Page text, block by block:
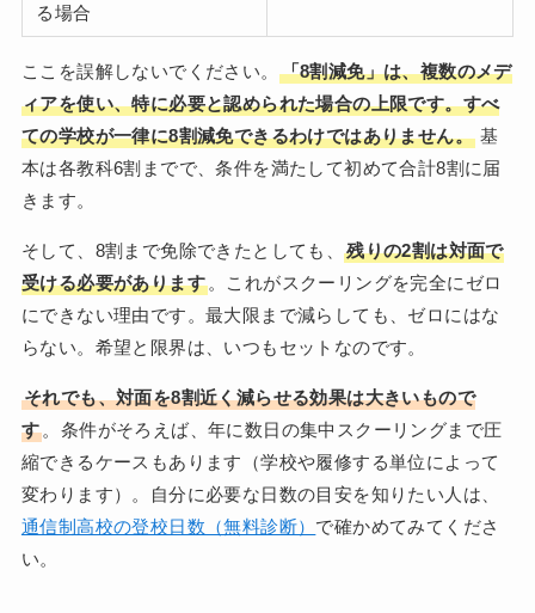
る場合
ここを誤解しないでください。
「8割減免」は、複数のメデ
ィアを使い、特に必要と認められた場合の上限です。すべ
ての学校が一律に8割減免できるわけではありません。 基
本は各教科6割までで、条件を満たして初めて合計8割に届
きます。
そして、8割まで免除できたとしても、残りの2割は対面で
受ける必要があります。これがスクーリングを完全にゼロ
にできない理由です。最大限まで減らしても、ゼロにはな
らない。希望と限界は、いつもセットなのです。
それでも、対面を8割近く減らせる効果は大きいもので
す 。条件がそろえば、年に数日の集中スクーリングまで圧
縮できるケースもあります（学校や履修する単位によって
変わります）。自分に必要な日数の目安を知りたい人は、
通信制高校の登校日数（無料診断） で確かめてみてくださ
い。